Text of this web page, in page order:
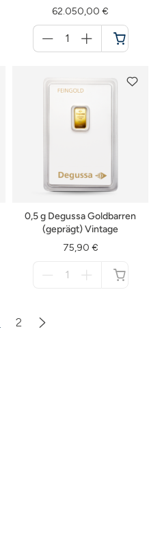
62.050,00 €
für
Warenkorb
0,5 g Degussa Goldbarren
(geprägt) Vintage
75,90 €
2